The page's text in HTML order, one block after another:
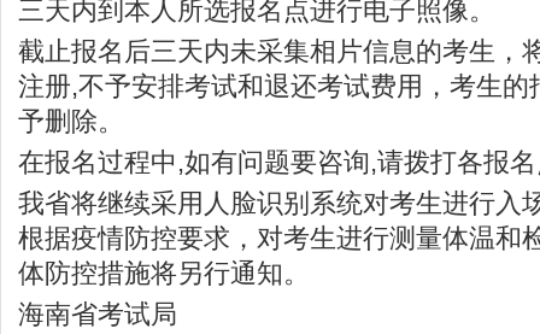
三天内到本人所选报名点进行电子照像。
截止报名后三天内未采集相片信息的考生，
注册,不予安排考试和退还考试费用，考生的
予删除。
在报名过程中,如有问题要咨询,请拨打各报
我省将继续采用人脸识别系统对考生进行入
根据疫情防控要求，对考生进行测量体温和
体防控措施将另行通知。
海南省考试局